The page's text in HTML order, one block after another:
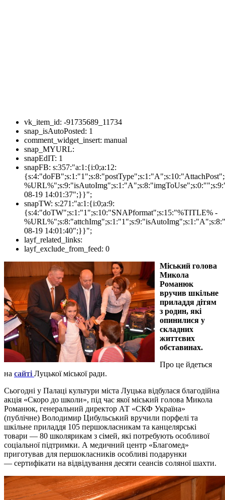
vk_item_id: -91735689_11734
snap_isAutoPosted: 1
comment_widget_insert: manual
snap_MYURL:
snapEdIT: 1
snapFB: s:357:"a:1:{i:0;a:12:
08-19 14:01:37";}}";
snapTW: s:271:"a:1:{i:0;a:9:
{s:4:"doTW";s:1:"1";s:10:"SNAPformat";s:15:"%TITLE% -
08-19 14:01:40";}}";
layf_related_links:
layf_exclude_from_feed: 0
Міський голова
Микола
Романюк
вручив шкільне
приладдя дітям
з родин, які
опинилися у
складних
життєвих
обставинах.
Про це йдеться
на сайті Луцької міської ради.
Сьогодні у Палаці культури міста Луцька відбулася благодійна
акція «Скоро до школи», під час якої міський голова Микола
Романюк, генеральний директор АТ «СКФ Україна»
(публічне) Володимир Цибульський вручили порфелі та
шкільне приладдя 105 першокласникам та канцелярські
товари — 80 школярикам з сімей, які потребують особливої
соціальної підтримки. А медичний центр «Благомед»
приготував для першокласників особливі подарунки
— сертифікати на відвідування десяти сеансів соляної шахти.